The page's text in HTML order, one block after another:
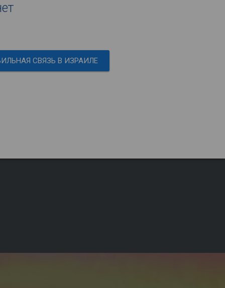
СВЯЗЬ В ИЗРАИЛЕ